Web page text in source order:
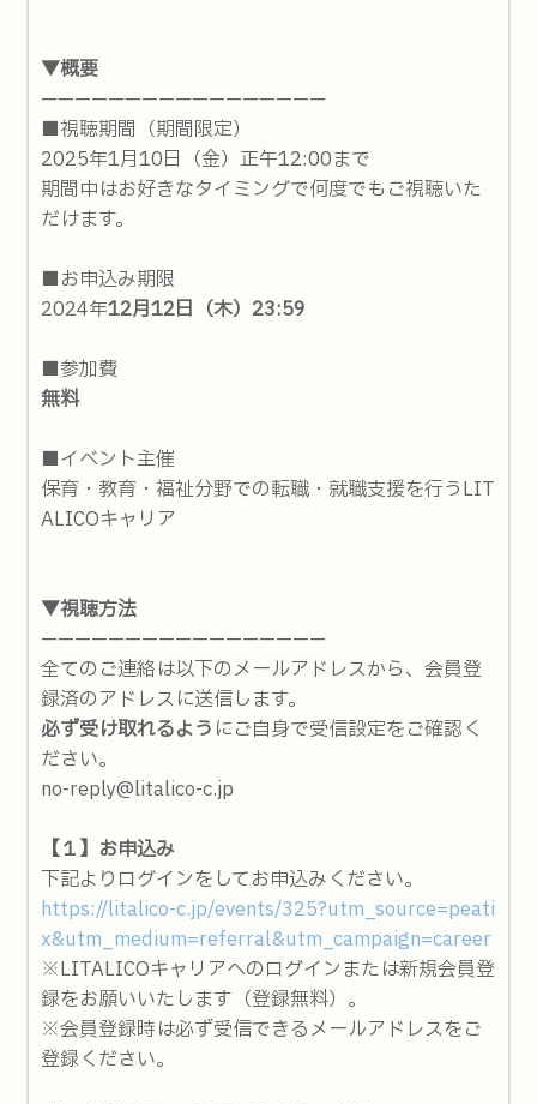
▼概要
—————————————————
■視聴期間（期間限定）
2025年1月10日（金）正午12:00まで
期間中はお好きなタイミングで何度でもご視聴いた
だけます。
■お申込み期限
2024年12月12日（木） 23:59
■参加費
無料
■イベント主催
保育・教育・福祉分野での転職・就職支援を行うLIT
ALICOキャリア
▼視聴方法
—————————————————
全てのご連絡は以下のメールアドレスから、会員登
録済のアドレスに送信します。
必ず受け取れるよう にご自身で受信設定をご確認く
ださい。
no-reply@litalico-c.jp
【１】お申込み
下記よりログインをしてお申込みください。
https://litalico-c.jp/events/325?utm_source=peati
x&utm_medium=referral&utm_campaign=career
※LITALICOキャリアへのログインまたは新規会員登
録をお願いいたします（登録無料）。
※会員登録時は必ず受信できるメールアドレスをご
登録ください。